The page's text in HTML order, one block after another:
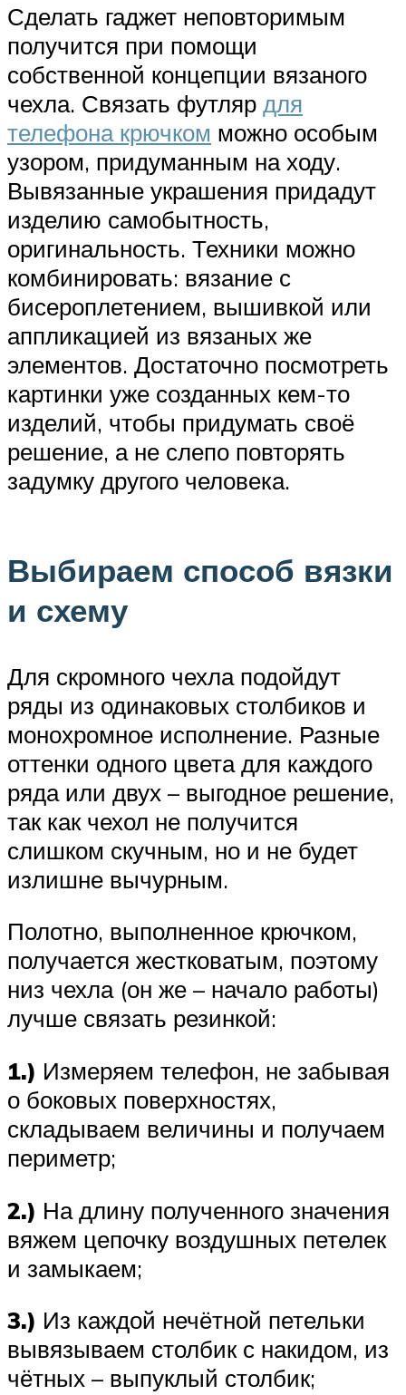
Сделать гаджет неповторимым
получится при помощи
собственной концепции вязаного
чехла. Связать футляр для
телефона крючком можно особым
узором, придуманным на ходу.
Вывязанные украшения придадут
изделию самобытность,
оригинальность. Техники можно
комбинировать: вязание с
бисероплетением, вышивкой или
аппликацией из вязаных же
элементов. Достаточно посмотреть
картинки уже созданных кем-то
изделий, чтобы придумать своё
решение, а не слепо повторять
задумку другого человека.
Выбираем способ вязки
и схему
Для скромного чехла подойдут
ряды из одинаковых столбиков и
монохромное исполнение. Разные
оттенки одного цвета для каждого
ряда или двух – выгодное решение,
так как чехол не получится
слишком скучным, но и не будет
излишне вычурным.
Полотно, выполненное крючком,
получается жестковатым, поэтому
низ чехла (он же – начало работы)
лучше связать резинкой:
1.) Измеряем телефон, не забывая
о боковых поверхностях,
складываем величины и получаем
периметр;
2.) На длину полученного значения
вяжем цепочку воздушных петелек
и замыкаем;
3.) Из каждой нечётной петельки
вывязываем столбик с накидом, из
чётных – выпуклый столбик;